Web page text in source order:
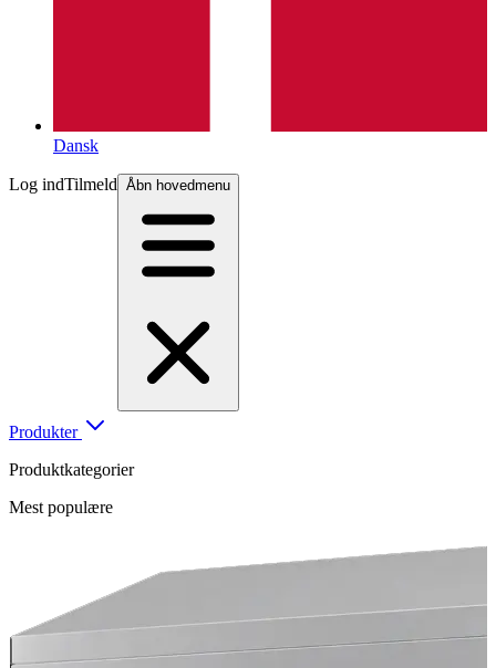
Dansk
Log indTilmeld Åbn hovedmenu
Produkter
Produktkategorier
Mest populære